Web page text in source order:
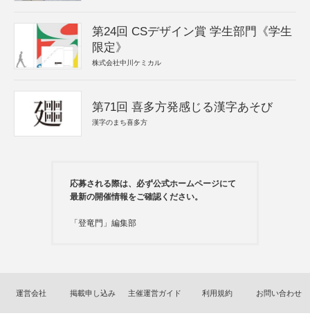
第24回 CSデザイン賞 学生部門《学生
限定》
株式会社中川ケミカル
第71回 喜多方発感じる漢字あそび
漢字のまち喜多方
応募される際は、必ず公式ホームページにて
最新の開催情報をご確認ください。
「登竜門」編集部
運営会社 掲載申し込み 主催運営ガイド 利用規約 お問い合わせ